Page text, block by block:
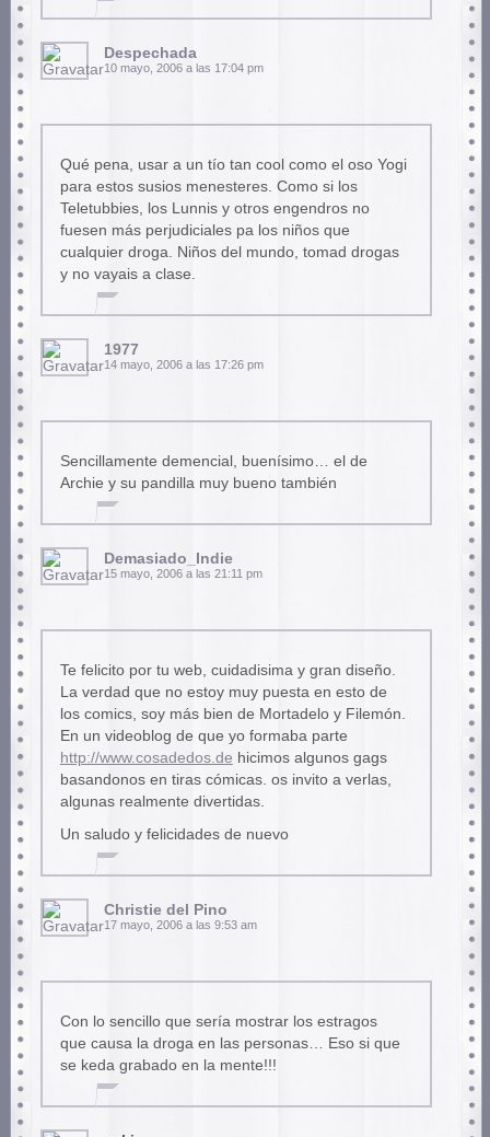
Despechada
10 mayo, 2006 a las 17:04 pm
Qué pena, usar a un tío tan cool como el oso Yogi
para estos susios menesteres. Como si los
Teletubbies, los Lunnis y otros engendros no
fuesen más perjudiciales pa los niños que
cualquier droga. Niños del mundo, tomad drogas
y no vayais a clase.
1977
14 mayo, 2006 a las 17:26 pm
Sencillamente demencial, buenísimo… el de
Archie y su pandilla muy bueno también
Demasiado_Indie
15 mayo, 2006 a las 21:11 pm
Te felicito por tu web, cuidadisima y gran diseño.
La verdad que no estoy muy puesta en esto de
los comics, soy más bien de Mortadelo y Filemón.
En un videoblog de que yo formaba parte
http://www.cosadedos.de hicimos algunos gags
basandonos en tiras cómicas. os invito a verlas,
algunas realmente divertidas.
Un saludo y felicidades de nuevo
Christie del Pino
17 mayo, 2006 a las 9:53 am
Con lo sencillo que sería mostrar los estragos
que causa la droga en las personas… Eso si que
se keda grabado en la mente!!!